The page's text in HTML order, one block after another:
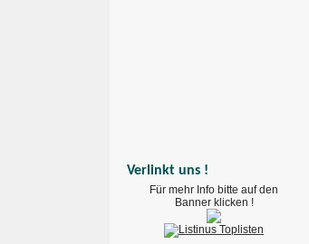
Verlinkt uns !
Für mehr Info bitte auf den
Banner klicken !